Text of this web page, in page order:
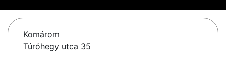
Komárom
Túróhegy utca 35